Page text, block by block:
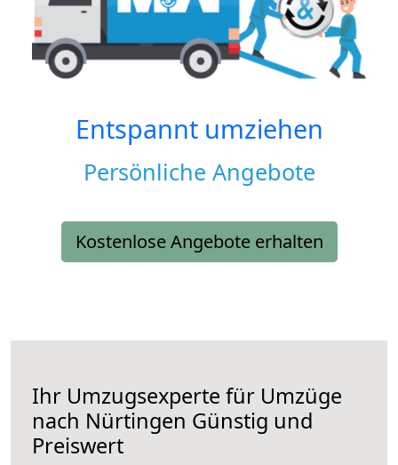
Entspannt umziehen
Persönliche Angebote
Kostenlose Angebote erhalten
Ihr Umzugsexperte für Umzüge
nach Nürtingen Günstig und
Preiswert